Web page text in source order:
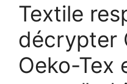
Textile
décrypter
Oeko-Tex